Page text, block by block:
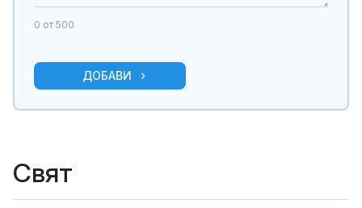
0 от 500
ДОБАВИ
Свят